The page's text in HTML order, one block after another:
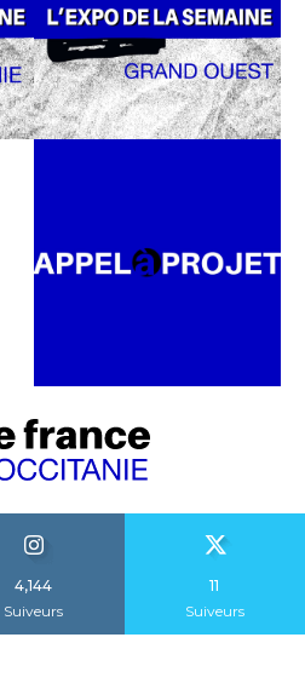
4,144
Suiveurs
11
Suiveurs